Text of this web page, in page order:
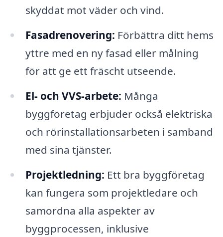
skyddat mot väder och vind.
Fasadrenovering: Förbättra ditt hems
yttre med en ny fasad eller målning
för att ge ett fräscht utseende.
El- och VVS-arbete: Många
byggföretag erbjuder också elektriska
och rörinstallationsarbeten i samband
med sina tjänster.
Projektledning: Ett bra byggföretag
kan fungera som projektledare och
samordna alla aspekter av
byggprocessen, inklusive